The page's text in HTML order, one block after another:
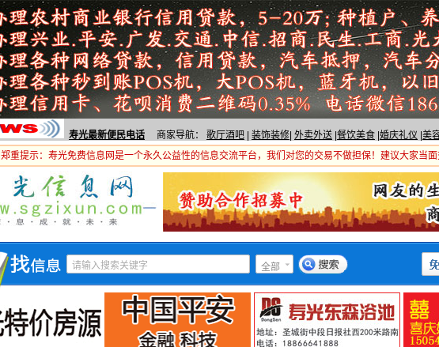
寿光最新便民电话 商家导航： 歌厅酒吧 装饰装修 外卖外送 餐饮美食 婚庆礼仪 美
郑重提示：寿光免费信息网是一个永久公益性的信息交流平台，我们对您的交易不做担保！建议大家当
全部